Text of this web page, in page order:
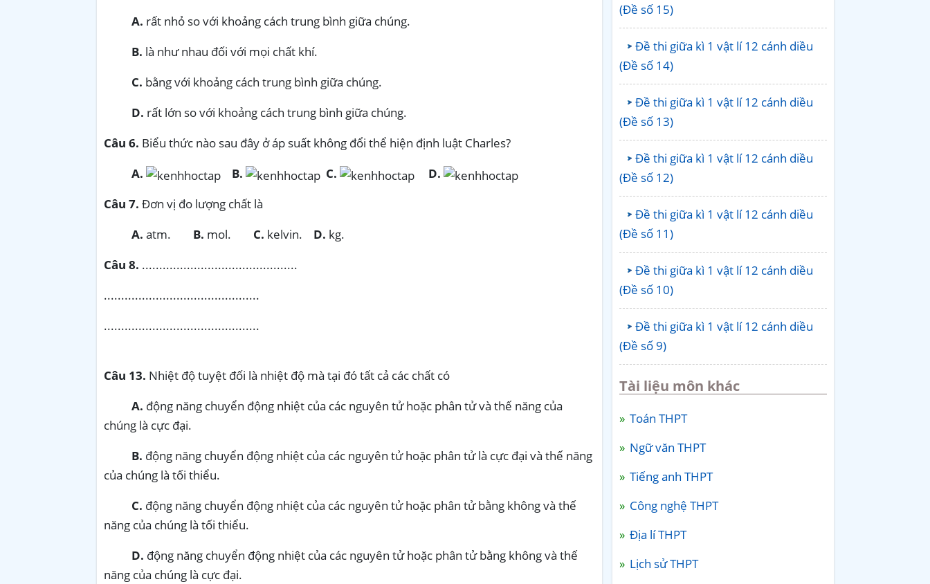
A. rất nhỏ so với khoảng cách trung bình giữa chúng.
B. là như nhau đối với mọi chất khí.
C. bằng với khoảng cách trung bình giữa chúng.
D. rất lớn so với khoảng cách trung bình giữa chúng.
Câu 6. Biểu thức nào sau đây ở áp suất không đổi thể hiện định luật Charles?
A.
B. C.
D.
Câu 7. Đơn vị đo lượng chất là
A. atm. B. mol. C. kelvin. D. kg.
Câu 8. .............................................
.............................................
.............................................
Câu 13. Nhiệt độ tuyệt đối là nhiệt độ mà tại đó tất cả các chất có
A. động năng chuyển động nhiệt của các nguyên tử hoặc phân tử và thế năng của
chúng là cực đại.
B. động năng chuyển động nhiệt của các nguyên tử hoặc phân tử là cực đại và thế năng
của chúng là tối thiểu.
C. động năng chuyển động nhiệt của các nguyên tử hoặc phân tử bằng không và thế
năng của chúng là tối thiểu.
D. động năng chuyển động nhiệt của các nguyên tử hoặc phân tử bằng không và thế
năng của chúng là cực đại.
(Đề số 15)
Đề thi giữa kì 1 vật lí 12 cánh diều
(Đề số 14)
Đề thi giữa kì 1 vật lí 12 cánh diều
(Đề số 13)
Đề thi giữa kì 1 vật lí 12 cánh diều
(Đề số 12)
Đề thi giữa kì 1 vật lí 12 cánh diều
(Đề số 11)
Đề thi giữa kì 1 vật lí 12 cánh diều
(Đề số 10)
Đề thi giữa kì 1 vật lí 12 cánh diều
(Đề số 9)
Tài liệu môn khác
Toán THPT
Ngữ văn THPT
Tiếng anh THPT
Công nghệ THPT
Địa lí THPT
Lịch sử THPT